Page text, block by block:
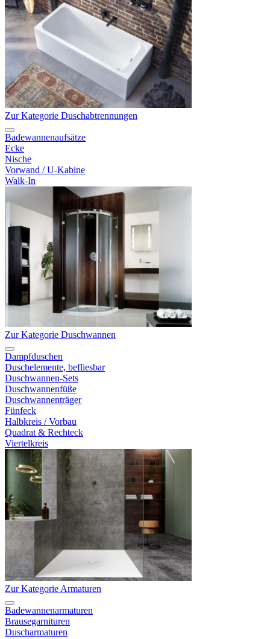
Zur Kategorie Duschabtrennungen
Badewannenaufsätze
Ecke
Nische
Vorwand / U-Kabine
Walk-In
Zur Kategorie Duschwannen
Dampfduschen
Duschelemente, befliesbar
Duschwannen-Sets
Duschwannenfüße
Duschwannenträger
Fünfeck
Halbkreis / Vorbau
Quadrat & Rechteck
Viertelkreis
Zur Kategorie Armaturen
Badewannenarmaturen
Brausegarnituren
Duscharmaturen